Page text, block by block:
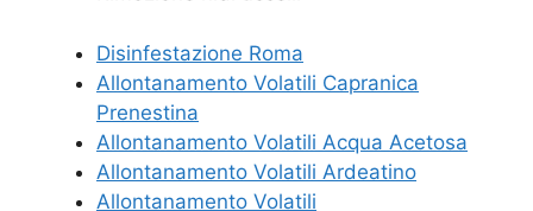
Disinfestazione Roma
Allontanamento Volatili Capranica
Prenestina
Allontanamento Volatili Acqua Acetosa
Allontanamento Volatili Ardeatino
Allontanamento Volatili